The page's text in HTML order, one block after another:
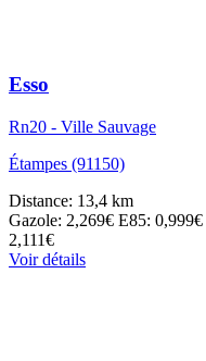
Esso
Rn20 - Ville Sauvage
Étampes (91150)
Distance: 13,4 km
Gazole: 2,269€ E85: 0,999€
2,111€
Voir détails